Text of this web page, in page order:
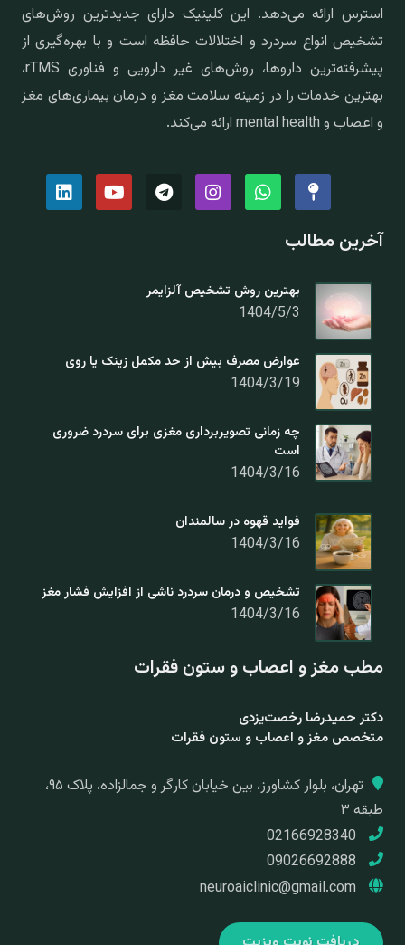
استرس ارائه می‌دهد. این کلینیک دارای جدیدترین روش‌های
تشخیص انواع سردرد و اختلالات حافظه است و با بهره‌گیری از
پیشرفته‌ترین داروها، روش‌های غیر دارویی و فناوری rTMS،
بهترین خدمات را در زمینه سلامت مغز و درمان بیماری‌های مغز
و اعصاب و mental health ارائه می‌کند.
آخرین مطالب
بهترین روش تشخیص آلزایمر
1404/5/3
عوارض مصرف بیش از حد مکمل زینک یا روی
1404/3/19
چه زمانی تصویربرداری مغزی برای سردرد ضروری
است
1404/3/16
فواید قهوه در سالمندان
1404/3/16
تشخیص و درمان سردرد ناشی از افزایش فشار مغز
1404/3/16
مطب مغز و اعصاب و ستون فقرات
دکتر حمیدرضا رخصت‌یزدی
متخصص مغز و اعصاب و ستون فقرات
تهران، بلوار کشاورز، بین خیابان کارگر و جمالزاده، پلاک ۹۵،
طبقه ۳
neuroaiclinic@gmail.com